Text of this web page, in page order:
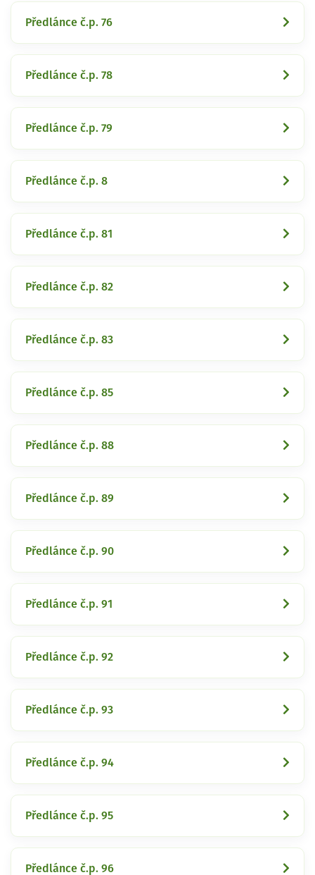
Předlánce č.p. 76
Předlánce č.p. 78
Předlánce č.p. 79
Předlánce č.p. 8
Předlánce č.p. 81
Předlánce č.p. 82
Předlánce č.p. 83
Předlánce č.p. 85
Předlánce č.p. 88
Předlánce č.p. 89
Předlánce č.p. 90
Předlánce č.p. 91
Předlánce č.p. 92
Předlánce č.p. 93
Předlánce č.p. 94
Předlánce č.p. 95
Předlánce č.p. 96